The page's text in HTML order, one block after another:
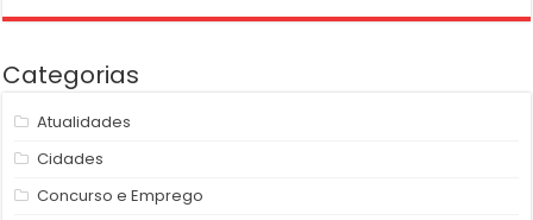
Categorias
Atualidades
Cidades
Concurso e Emprego